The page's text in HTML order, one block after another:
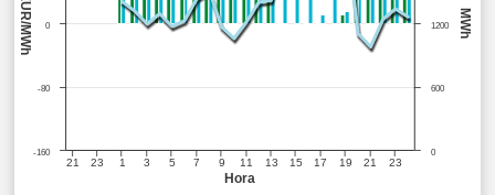
Hora
MWh
EUR/MWh
21 23 1 3 5 7 9 11 13 15 17 19 21 23
0
600
1200
-160
-80
0